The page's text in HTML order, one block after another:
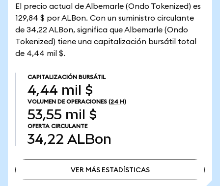
El precio actual de Albemarle (Ondo Tokenized) es
129,84 $ por ALBon. Con un suministro circulante
de 34,22 ALBon, significa que Albemarle (Ondo
Tokenized) tiene una capitalización bursátil total
de 4,44 mil $.
CAPITALIZACIÓN BURSÁTIL
4,44 mil $
VOLUMEN DE OPERACIONES (24 H)
53,55 mil $
OFERTA CIRCULANTE
34,22 ALBon
VER MÁS ESTADÍSTICAS